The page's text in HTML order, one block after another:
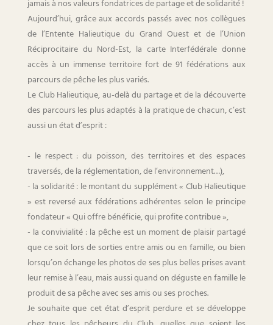
jamais à nos valeurs fondatrices de partage et de solidarité !
Aujourd’hui, grâce aux accords passés avec nos collègues
de l’Entente Halieutique du Grand Ouest et de l’Union
Réciprocitaire du Nord-Est, la carte Interfédérale donne
accès à un immense territoire fort de 91 fédérations aux
parcours de pêche les plus variés.
Le Club Halieutique, au-delà du partage et de la découverte
des parcours les plus adaptés à la pratique de chacun, c’est
aussi un état d’esprit :
- le respect : du poisson, des territoires et des espaces
traversés, de la réglementation, de l’environnement…),
- la solidarité : le montant du supplément « Club Halieutique
» est reversé aux fédérations adhérentes selon le principe
fondateur « Qui offre bénéficie, qui profite contribue »,
- la convivialité : la pêche est un moment de plaisir partagé
que ce soit lors de sorties entre amis ou en famille, ou bien
lorsqu’on échange les photos de ses plus belles prises avant
leur remise à l’eau, mais aussi quand on déguste en famille le
produit de sa pêche avec ses amis ou ses proches.
Je souhaite que cet état d’esprit perdure et se développe